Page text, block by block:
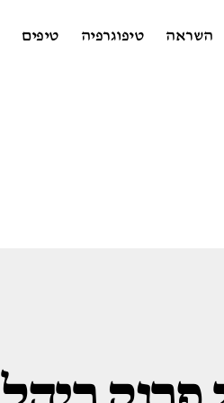
השראה טיפוגרפיה טיפים